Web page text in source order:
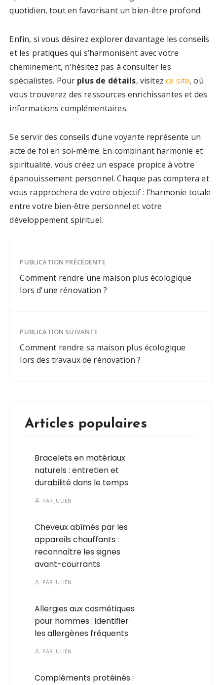
quotidien, tout en favorisant un bien-être profond.
Enfin, si vous désirez explorer davantage les conseils
et les pratiques qui s’harmonisent avec votre
cheminement, n’hésitez pas à consulter les
spécialistes. Pour plus de détails, visitezce site, où
vous trouverez des ressources enrichissantes et des
informations complémentaires.
Se servir des conseils d’une voyante représente un
acte de foi en soi-même. En combinant harmonie et
spiritualité, vous créez un espace propice à votre
épanouissement personnel. Chaque pas comptera et
vous rapprochera de votre objectif : l’harmonie totale
entre votre bien-être personnel et votre
développement spirituel.
PUBLICATION PRÉCÉDENTE
Comment rendre une maison plus écologique
lors d'une rénovation ?
PUBLICATION SUIVANTE
Comment rendre sa maison plus écologique
lors des travaux de rénovation ?
Articles populaires
Bracelets en matériaux
naturels : entretien et
durabilité dans le temps
PAR JULIEN
Cheveux abîmés par les
appareils chauffants :
reconnaître les signes
avant-courrants
PAR JULIEN
Allergies aux cosmétiques
pour hommes : identifier
les allergènes fréquents
PAR JULIEN
Compléments protéinés :